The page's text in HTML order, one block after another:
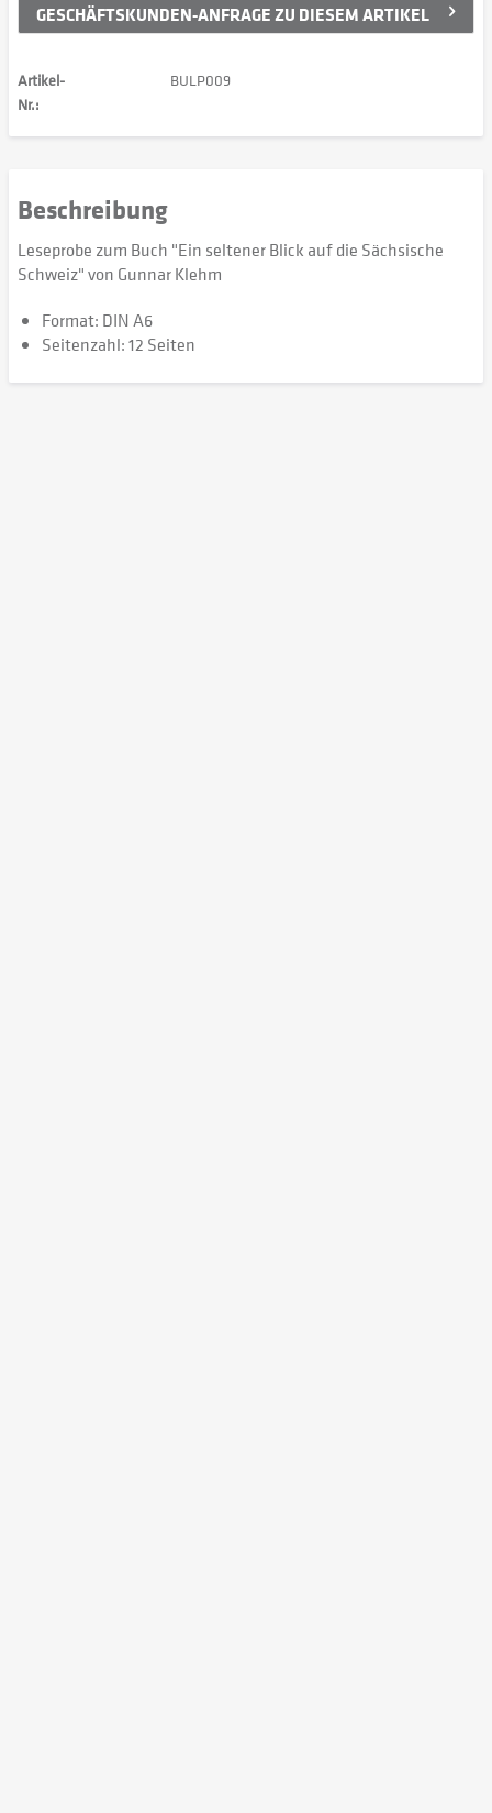
GESCHÄFTSKUNDEN-ANFRAGE ZU DIESEM ARTIKEL
Artikel-
Nr.:
BULP009
Beschreibung
Leseprobe zum Buch "Ein seltener Blick auf die Sächsische
Schweiz" von Gunnar Klehm
Format: DIN A6
Seitenzahl: 12 Seiten